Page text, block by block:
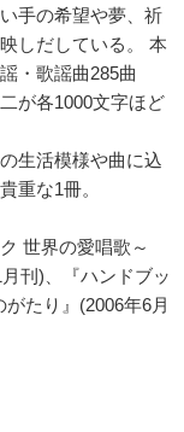
手の希望や夢、祈
しだしている。 本
・歌謡曲285曲
が各1000文字ほど
生活模様や曲に込
重な1冊。
世界の愛唱歌～
刊)、『ハンドブッ
たり』(2006年6月